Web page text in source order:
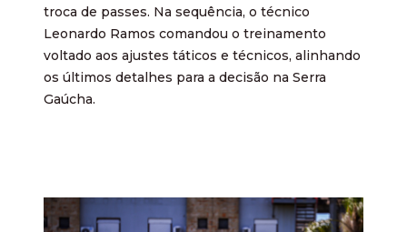
troca de passes. Na sequência, o técnico
Leonardo Ramos comandou o treinamento
voltado aos ajustes táticos e técnicos, alinhando
os últimos detalhes para a decisão na Serra
Gaúcha.